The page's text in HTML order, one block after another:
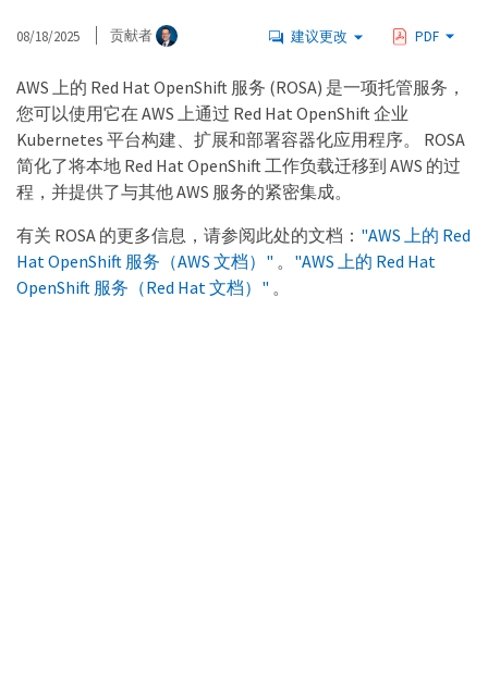
08/18/2025 贡献者 建议更改 PDF
AWS 上的 Red Hat OpenShift 服务 (ROSA) 是一项托管服务，
您可以使用它在 AWS 上通过 Red Hat OpenShift 企业
Kubernetes 平台构建、扩展和部署容器化应用程序。 ROSA
简化了将本地 Red Hat OpenShift 工作负载迁移到 AWS 的过
程，并提供了与其他 AWS 服务的紧密集成。
有关 ROSA 的更多信息，请参阅此处的文档： "AWS 上的 Red
Hat OpenShift 服务（AWS 文档）" 。 "AWS 上的 Red Hat
OpenShift 服务（Red Hat 文档）" 。